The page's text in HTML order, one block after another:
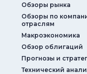
Обзоры рынка
Обзоры по
отраслям
Макроэкономика
Обзор облигаций
Прогнозы и
Технический